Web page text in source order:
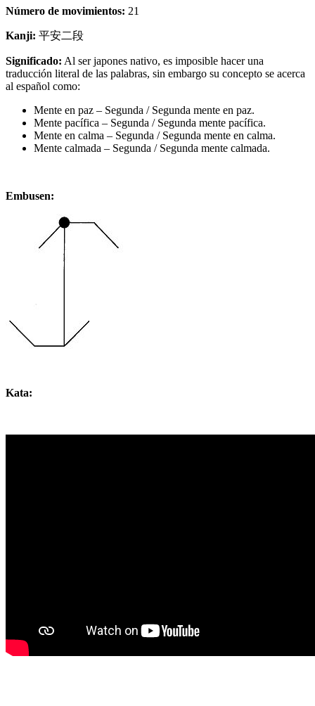
Número de movimientos: 21
Kanji: 平安二段
Significado: Al ser japones nativo, es imposible hacer una
traducción literal de las palabras, sin embargo su concepto se acerca
al español como:
Mente en paz – Segunda / Segunda mente en paz.
Mente pacífica – Segunda / Segunda mente pacífica.
Mente en calma – Segunda / Segunda mente en calma.
Mente calmada – Segunda / Segunda mente calmada.
Embusen:
Kata: